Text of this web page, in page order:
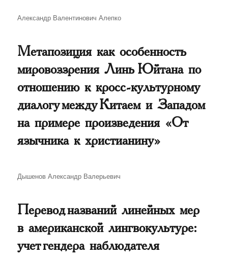
Автор
Александр Валентинович Алепко
Метапозиция как особенность
мировоззрения Линь Юйтана по
отношению к кросс-культурному
диалогу между Китаем и Западом
на примере произведения «От
язычника к христианину»
Автор
Дышенов Александр Валерьевич
Перевод названий линейных мер
в американской лингвокультуре:
учет гендера наблюдателя